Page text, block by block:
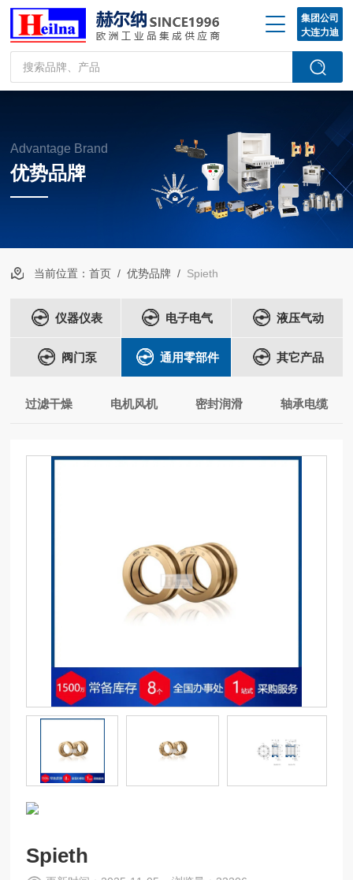
集团公司
大连力迪
Advantage Brand
优势品牌
当前位置：首页 /优势品牌 / Spieth
仪器仪表 电子电气 液压气动
阀门泵 通用零部件 其它产品
过滤干燥 电机风机 密封润滑 轴承电缆
Spieth